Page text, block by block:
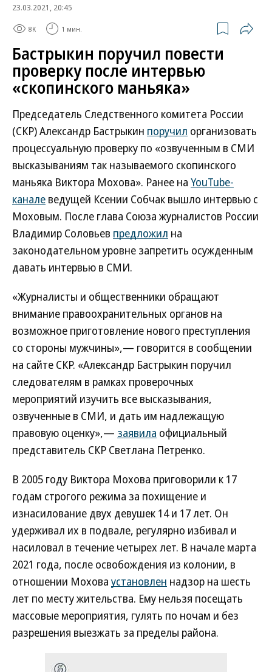
23.03.2021, 20:45
8K 1 мин.
Бастрыкин поручил повести
проверку после интервью
«скопинского маньяка»
Председатель Следственного комитета России
(СКР) Александр Бастрыкин поручил организовать
процессуальную проверку по «озвученным в СМИ
высказываниям так называемого скопинского
маньяка Виктора Мохова». Ранее на YouTube-
канале ведущей Ксении Собчак вышло интервью с
Моховым. После глава Союза журналистов России
Владимир Соловьев предложил на
законодательном уровне запретить осужденным
давать интервью в СМИ.
«Журналисты и общественники обращают
внимание правоохранительных органов на
возможное приготовление нового преступления
со стороны мужчины»,— говорится в сообщении
на сайте СКР. «Александр Бастрыкин поручил
следователям в рамках проверочных
мероприятий изучить все высказывания,
озвученные в СМИ, и дать им надлежащую
правовую оценку»,— заявила официальный
представитель СКР Светлана Петренко.
В 2005 году Виктора Мохова приговорили к 17
годам строгого режима за похищение и
изнасилование двух девушек 14 и 17 лет. Он
удерживал их в подвале, регулярно избивал и
насиловал в течение четырех лет. В начале марта
2021 года, после освобождения из колонии, в
отношении Мохова установлен надзор на шесть
лет по месту жительства. Ему нельзя посещать
массовые мероприятия, гулять по ночам и без
разрешения выезжать за пределы района.